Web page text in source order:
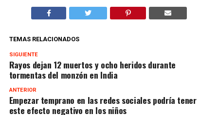
TEMAS RELACIONADOS
SIGUIENTE
Rayos dejan 12 muertos y ocho heridos durante
tormentas del monzón en India
ANTERIOR
Empezar temprano en las redes sociales podría tener
este efecto negativo en los niños